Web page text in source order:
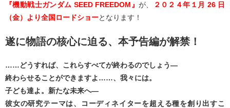
『機動戦士ガンダム SEED FREEDOM』 が、
２０２４年１月 26 日
（金）より全国ロードショーとなります！
遂に物語の核心に迫る、本予告編が解禁！
……どうすれば、これらすべてが終わるのでしょう―
終わらせることができますよ……、我々には。
子ども達よ。新たな未来へ―
彼女の研究テーマは、コーディネイターを超える種を創り出すこ